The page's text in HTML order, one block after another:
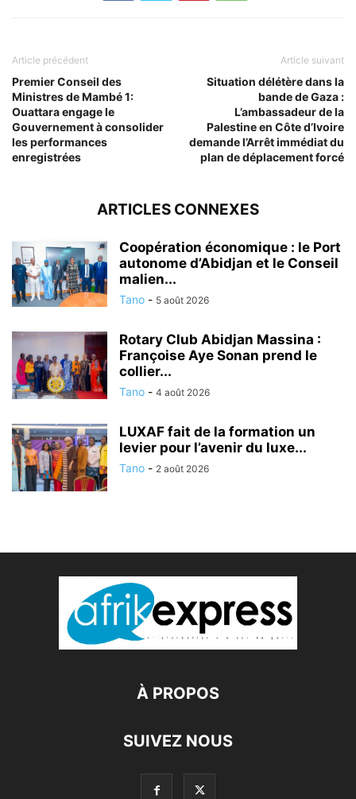
Article précédent
Premier Conseil des
Ministres de Mambé 1:
Ouattara engage le
Gouvernement à consolider
les performances
enregistrées
Article suivant
Situation délétère dans la
bande de Gaza :
L’ambassadeur de la
Palestine en Côte d’Ivoire
demande l’Arrêt immédiat du
plan de déplacement forcé
ARTICLES CONNEXES
Coopération économique : le Port
autonome d’Abidjan et le Conseil
malien...
Tano - 5 août 2026
Rotary Club Abidjan Massina :
Françoise Aye Sonan prend le
collier...
Tano - 4 août 2026
LUXAF fait de la formation un
levier pour l’avenir du luxe...
Tano - 2 août 2026
À PROPOS
SUIVEZ NOUS